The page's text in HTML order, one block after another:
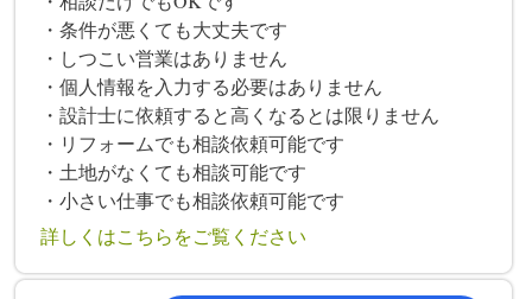
・条件が悪くても大丈夫です
・しつこい営業はありません
・個人情報を入力する必要はありません
・設計士に依頼すると高くなるとは限りません
・リフォームでも相談依頼可能です
・土地がなくても相談可能です
・小さい仕事でも相談依頼可能です
詳しくはこちらをご覧ください